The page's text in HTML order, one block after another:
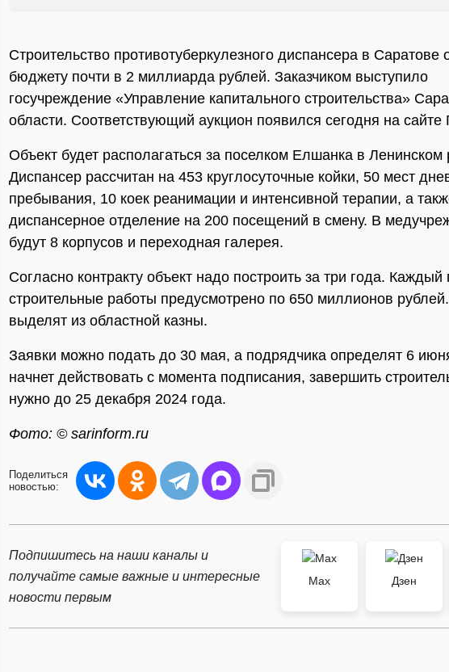
Строительство противотуберкулезного диспансера в Саратове
бюджету почти в 2 миллиарда рублей. Заказчиком выступило
госучреждение «Управление капитального строительства»
области. Соответствующий аукцион появился сегодня на сайте
Объект будет располагаться за поселком Елшанка в Ленинском
Диспансер рассчитан на 453 круглосуточные койки, 50 мест
пребывания, 10 коек реанимации и интенсивной терапии, а
диспансерное отделение на 200 посещений в смену. В
будут 8 корпусов и переходная галерея.
Согласно контракту объект надо построить за три года. Каждый
строительные работы предусмотрено по 650 миллионов
выделят из областной казны.
Заявки можно подать до 30 мая, а подрядчика определят 6
начнет действовать с момента подписания, завершить
нужно до 25 декабря 2024 года.
Фото: © sarinform.ru
Поделиться
новостью:
Подпишитесь на наши каналы и
получайте самые важные и интересные
новости первым
Max Дзен